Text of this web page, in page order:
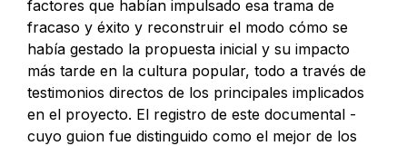
factores que habían impulsado esa trama de
fracaso y éxito y reconstruir el modo cómo se
había gestado la propuesta inicial y su impacto
más tarde en la cultura popular, todo a través de
testimonios directos de los principales implicados
en el proyecto. El registro de este documental -
cuyo guion fue distinguido como el mejor de los